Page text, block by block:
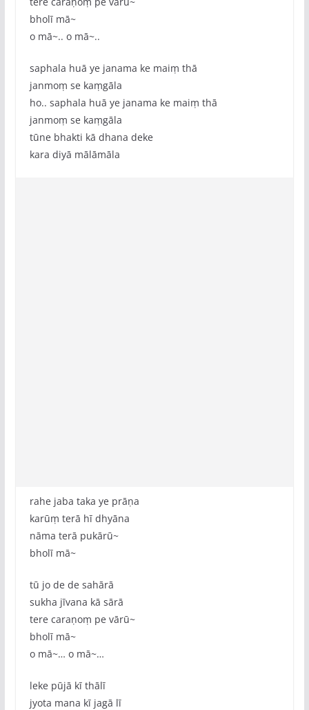
bholī mā~
o mā~.. o mā~..
saphala huā ye janama ke maiṃ thā
janmoṃ se kaṃgāla
ho.. saphala huā ye janama ke maiṃ thā
janmoṃ se kaṃgāla
tūne bhakti kā dhana deke
kara diyā mālāmāla
rahe jaba taka ye prāṇa
karūṃ terā hī dhyāna
nāma terā pukārū~
bholī mā~
tū jo de de sahārā
sukha jīvana kā sārā
tere caraṇoṃ pe vārū~
bholī mā~
o mā~… o mā~…
leke pūjā kī thālī
jyota mana kī jagā lī